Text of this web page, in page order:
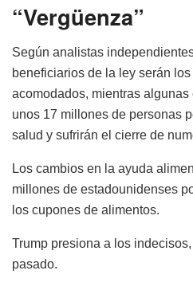
“Vergüenza”
Según analistas
beneficiarios de la ley serán
acomodados, mientras
unos 17 millones de personas
salud y sufrirán el cierre de
Los cambios en la ayuda
millones de estadounidenses
los cupones de alimentos.
Trump presiona a los
pasado.